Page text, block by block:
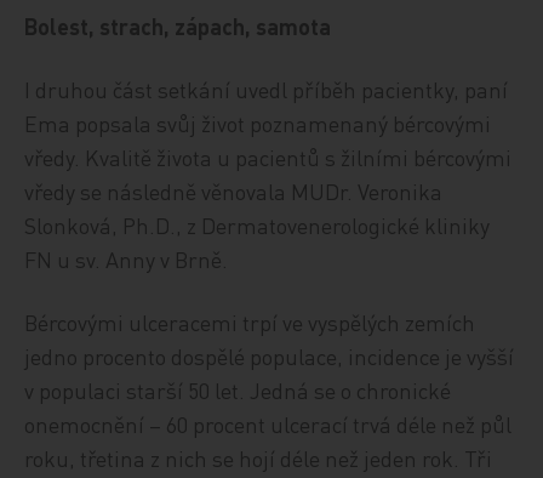
Bolest, strach, zápach, samota
I druhou část setkání uvedl příběh pacientky, paní
Ema popsala svůj život poznamenaný bércovými
vředy. Kvalitě života u pacientů s žilními bércovými
vředy se následně věnovala MUDr. Veronika
Slonková, Ph.D., z Dermatovenerologické kliniky
FN u sv. Anny v Brně.
Bércovými ulceracemi trpí ve vyspělých zemích
jedno procento dospělé populace, incidence je vyšší
v populaci starší 50 let. Jedná se o chronické
onemocnění – 60 procent ulcerací trvá déle než půl
roku, třetina z nich se hojí déle než jeden rok. Tři